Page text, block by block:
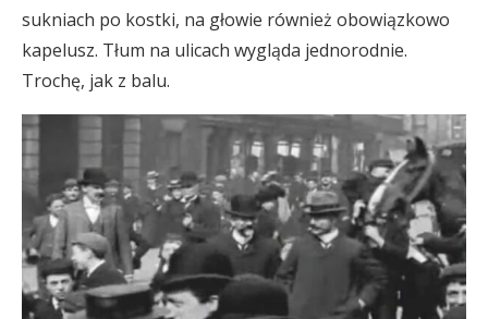
sukniach po kostki, na głowie również obowiązkowo
kapelusz. Tłum na ulicach wygląda jednorodnie.
Trochę, jak z balu.